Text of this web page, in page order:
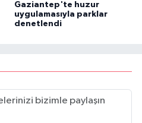
Gaziantep'te huzur
uygulamasıyla parklar
denetlendi